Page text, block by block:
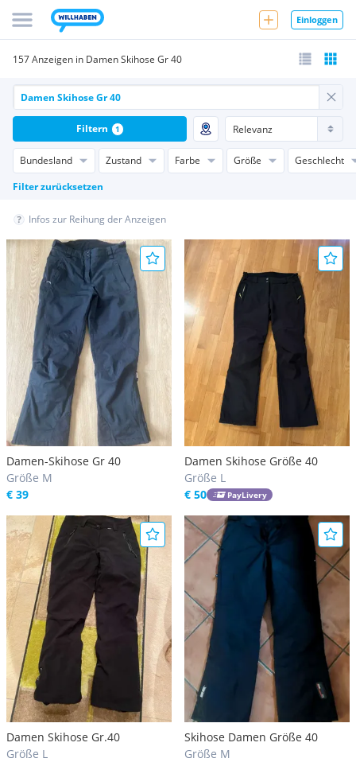
Einloggen
157 Anzeigen in Damen Skihose Gr 40
Bundesland Zustand Farbe Größe
Geschlecht
Filter zurücksetzen
Filtern 1
Infos zur Reihung der Anzeigen
Damen-Skihose Gr 40
Größe M
€ 39
Damen Skihose Größe 40
Größe L
€ 50
PayLivery
Damen Skihose Gr.40
Größe L
Skihose Damen Größe 40
Größe M